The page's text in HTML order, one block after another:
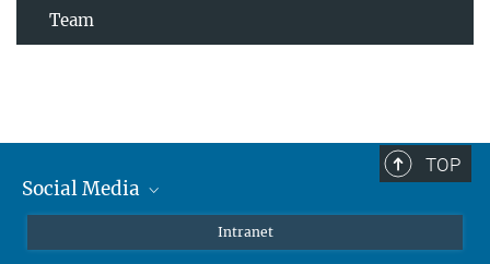
Team
TOP
Social Media
Intranet